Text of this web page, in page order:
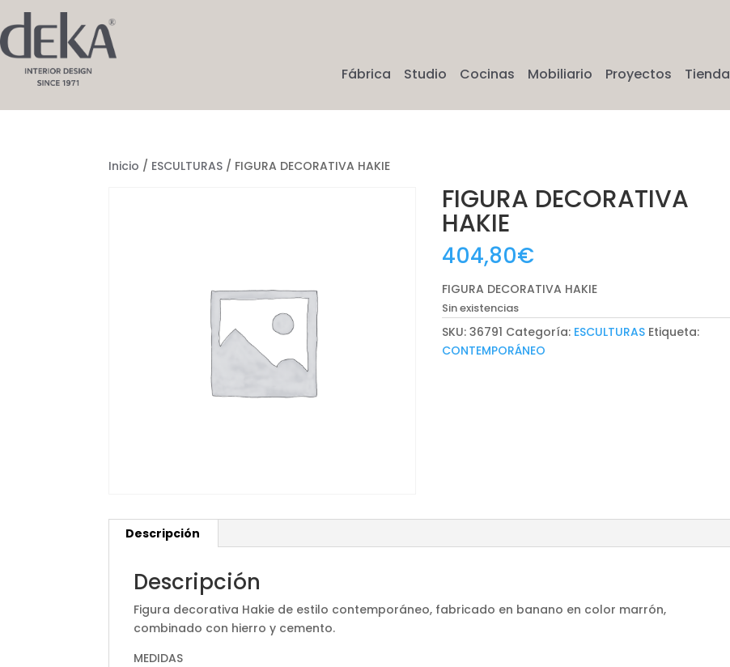
Fábrica Studio Cocinas Mobiliario Proyectos Tienda
Inicio / ESCULTURAS / FIGURA DECORATIVA HAKIE
FIGURA DECORATIVA
HAKIE
404,80€
FIGURA DECORATIVA HAKIE
Sin existencias
SKU:36791 Categoría: ESCULTURAS Etiqueta:
CONTEMPORÁNEO
Descripción
Descripción
Figura decorativa Hakie de estilo contemporáneo, fabricado en banano en color marrón,
combinado con hierro y cemento.
MEDIDAS